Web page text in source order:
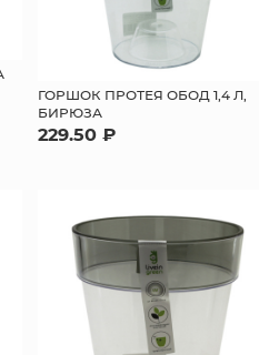
ГОРШОК ПРОТЕЯ ОБОД 1,4 Л,
БИРЮЗА
229.50 ₽